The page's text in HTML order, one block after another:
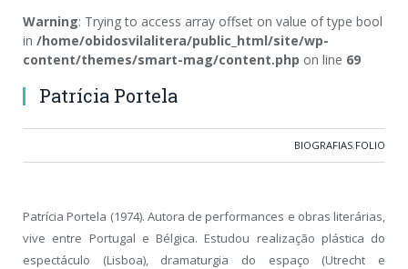
Warning: Trying to access array offset on value of type bool
in /home/obidosvilalitera/public_html/site/wp-
content/themes/smart-mag/content.php on line 69
Patrícia Portela
BIOGRAFIAS,FOLIO
Patrícia Portela (1974). Autora de performances e obras literárias,
vive entre Portugal e Bélgica. Estudou realização plástica do
espectáculo (Lisboa), dramaturgia do espaço (Utrecht e